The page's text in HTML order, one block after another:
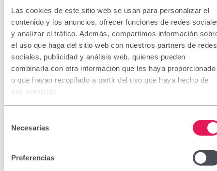
Las cookies de este sitio web se usan para personalizar el
contenido y los anuncios, ofrecer funciones de redes
y analizar el tráfico. Además, compartimos información
el uso que haga del sitio web con nuestros partners de redes
sociales, publicidad y análisis web, quienes pueden
combinarla con otra información que les haya proporcionado
o que hayan recopilado a partir del uso que haya hecho de
sus servicios.
Necesarias
Preferencias
Ferrosol Flash
Complemento alimenticio que contiene 14 mg de Hierro
Sucrosomial®, vitamina C y vitaminas del grupo B, con